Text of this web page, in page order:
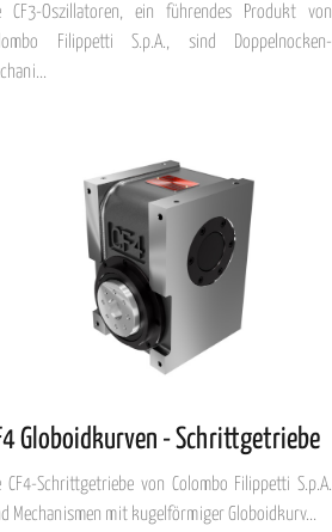
CF3-Oszillatoren, ein führendes Produkt von
Filippetti S.p.A., sind Doppelnocken-
Globoidkurven - Schrittgetriebe
CF4-Schrittgetriebe von Colombo Filippetti S.p.A.
Mechanismen mit kugelförmiger Globoidkurv...